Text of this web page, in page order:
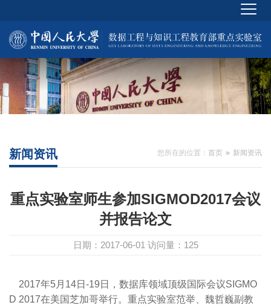
您所在的位置： 首页 新闻资讯
新闻资讯
重点实验室师生参加SIGMOD2017会议
并报告论文
日期：2017-06-01 访问量： 125
2017年5月14日-19日，数据库领域顶级国际会议SIGMO
D 2017在美国芝加哥举行。重点实验室范举、魏哲巍副教